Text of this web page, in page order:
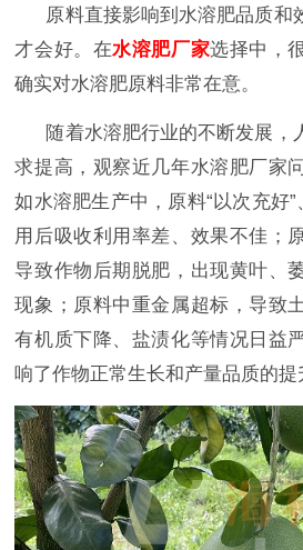
原料直接影响到水溶肥品质和
才会好。在水溶肥厂家选择中，
确实对水溶肥原料非常在意。
随着水溶肥行业的不断发展，
求提高，观察近几年水溶肥厂家
如水溶肥生产中，原料“以次充好
用后吸收利用率差、效果不佳；
导致作物后期脱肥，出现黄叶、
现象；原料中重金属超标，导致
有机质下降、盐渍化等情况日益
响了作物正常生长和产量品质的提